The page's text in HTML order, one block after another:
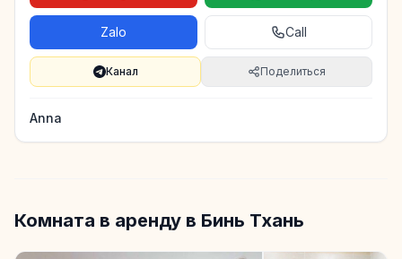
Zalo Call
Канал Поделиться
Anna
Комната в аренду в Бинь Тхань